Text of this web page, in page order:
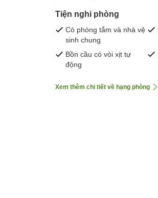
Tiện nghi phòng
Có phòng tắm và nhà vệ
sinh chung
Bồn cầu có vòi xịt tự
động
Xem thêm chi tiết về hạng phòng